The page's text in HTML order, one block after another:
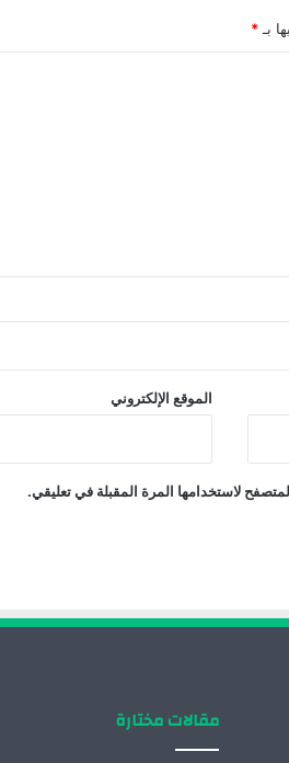
بـ *
الموقع الإلكتروني
لاستخدامها المرة المقبلة في تعليقي.
مقالات مختارة